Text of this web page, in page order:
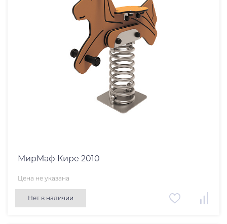
МирМаф Кире 2010
Цена не указана
Нет в наличии